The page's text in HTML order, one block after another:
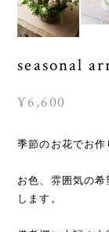
seasonal
¥6,600
季節のお花でお作
お色、雰囲気の
します。